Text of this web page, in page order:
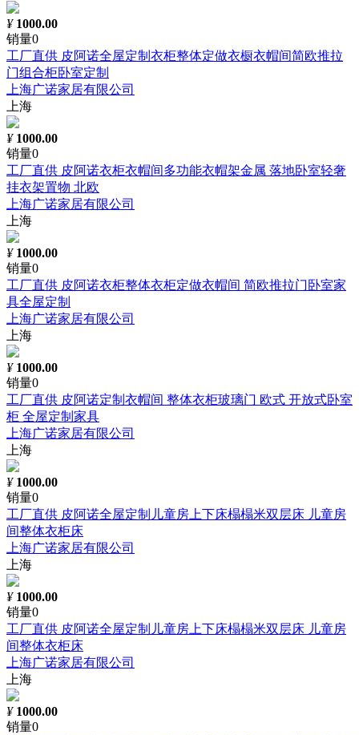
¥ 1000.00
销量0
工厂直供 皮阿诺全屋定制衣柜整体定做衣橱衣帽间简欧推拉
门组合柜卧室定制
上海广诺家居有限公司
上海
¥ 1000.00
销量0
工厂直供 皮阿诺衣柜衣帽间多功能衣帽架金属 落地卧室轻奢
挂衣架置物 北欧
上海广诺家居有限公司
上海
¥ 1000.00
销量0
工厂直供 皮阿诺衣柜整体衣柜定做衣帽间 简欧推拉门卧室家
具全屋定制
上海广诺家居有限公司
上海
¥ 1000.00
销量0
工厂直供 皮阿诺定制衣帽间 整体衣柜玻璃门 欧式 开放式卧室
柜 全屋定制家具
上海广诺家居有限公司
上海
¥ 1000.00
销量0
工厂直供 皮阿诺全屋定制儿童房上下床榻榻米双层床 儿童房
间整体衣柜床
上海广诺家居有限公司
上海
¥ 1000.00
销量0
工厂直供 皮阿诺全屋定制儿童房上下床榻榻米双层床 儿童房
间整体衣柜床
上海广诺家居有限公司
上海
¥ 1000.00
销量0